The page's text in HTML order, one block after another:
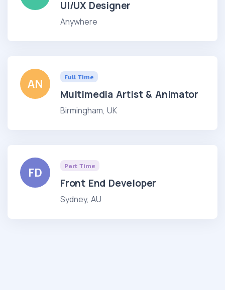
UI/UX Designer
Anywhere
AN Full Time
Multimedia Artist & Animator
Birmingham, UK
FD Part Time
Front End Developer
Sydney, AU